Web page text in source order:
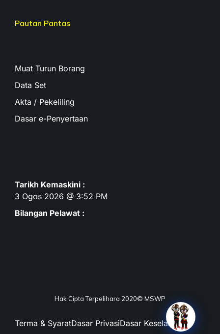
Pautan Pantas
Muat Turun Borang
Data Set
Akta / Pekeliling
Dasar e-Penyertaan
Tarikh Kemaskini :
3 Ogos 2026 @ 3:52 PM
Bilangan Pelawat :
Hak Cipta Terpelihara 2020© MSWP
Terma & SyaratDasar PrivasiDasar Keselamatan